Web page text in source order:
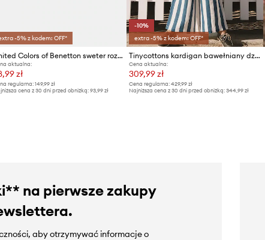
-5% z kodem: OFF*
United Colors of Benetton sweter rozpinany dziecięcy bawełniany
aktualna:
zł
regularna:149,99 zł
cena z 30 dni przed obniżką:93,99 zł
-10%
extra -5% z kodem: OFF*
Tinycottons kardigan bawełniany dziecięcy SWANS DIAMONDS CARDIGAN
Cena aktualna:
309,99 zł
Cena regularna: 429,99 zł
Najniższa cena z 30 dni przed obniżką: 344,99 zł
na pierwsze zakupy
aby otrzymywać informacje o